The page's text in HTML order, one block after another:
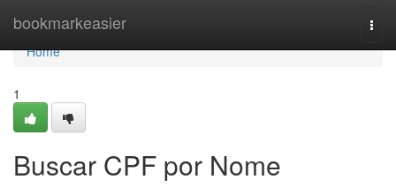
bookmarkeasier
Home
Home
1
Buscar CPF por Nome